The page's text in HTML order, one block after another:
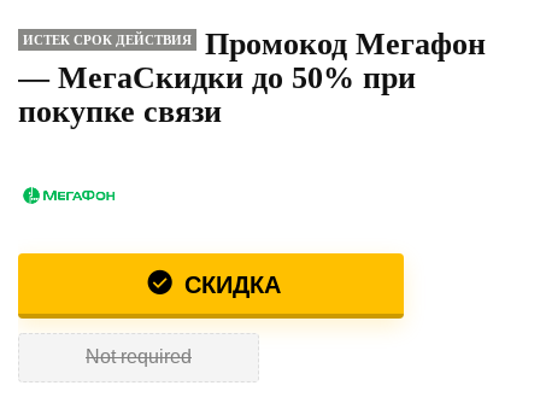
ИСТЕК СРОК ДЕЙСТВИЯ
Промокод Мегафон
— МегаСкидки до 50% при
покупке связи
СКИДКА
Not required